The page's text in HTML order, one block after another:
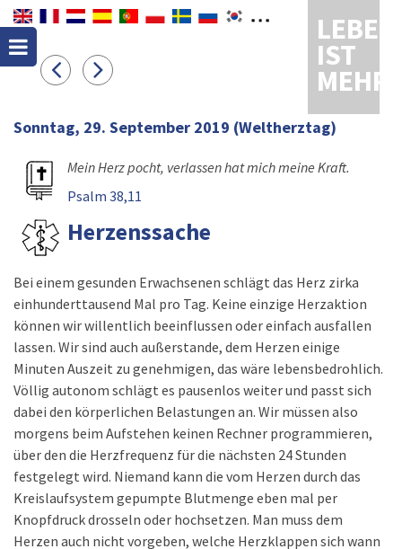
LEBEN
IST
MEHR
Sonntag, 29. September 2019 (Weltherztag)
Mein Herz pocht, verlassen hat mich meine Kraft.
Psalm 38,11
Herzenssache
Bei einem gesunden Erwachsenen schlägt das Herz zirka
einhunderttausend Mal pro Tag. Keine einzige Herzaktion
können wir willentlich beeinflussen oder einfach ausfallen
lassen. Wir sind auch außerstande, dem Herzen einige
Minuten Auszeit zu genehmigen, das wäre lebensbedrohlich.
Völlig autonom schlägt es pausenlos weiter und passt sich
dabei den körperlichen Belastungen an. Wir müssen also
morgens beim Aufstehen keinen Rechner programmieren,
über den die Herzfrequenz für die nächsten 24 Stunden
festgelegt wird. Niemand kann die vom Herzen durch das
Kreislaufsystem gepumpte Blutmenge eben mal per
Knopfdruck drosseln oder hochsetzen. Man muss dem
Herzen auch nicht vorgeben, welche Herzklappen sich wann